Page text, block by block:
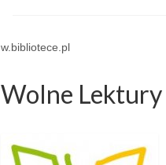
w.bibliotece.pl
Wolne Lektury